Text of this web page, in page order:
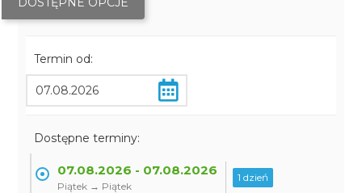
Termin od:
Dostępne terminy:
07.08.2026 - 07.08.2026
Piątek → Piątek
1 dzień